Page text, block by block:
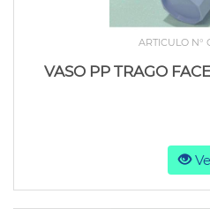
ARTICULO N°
VASO PP TRAGO